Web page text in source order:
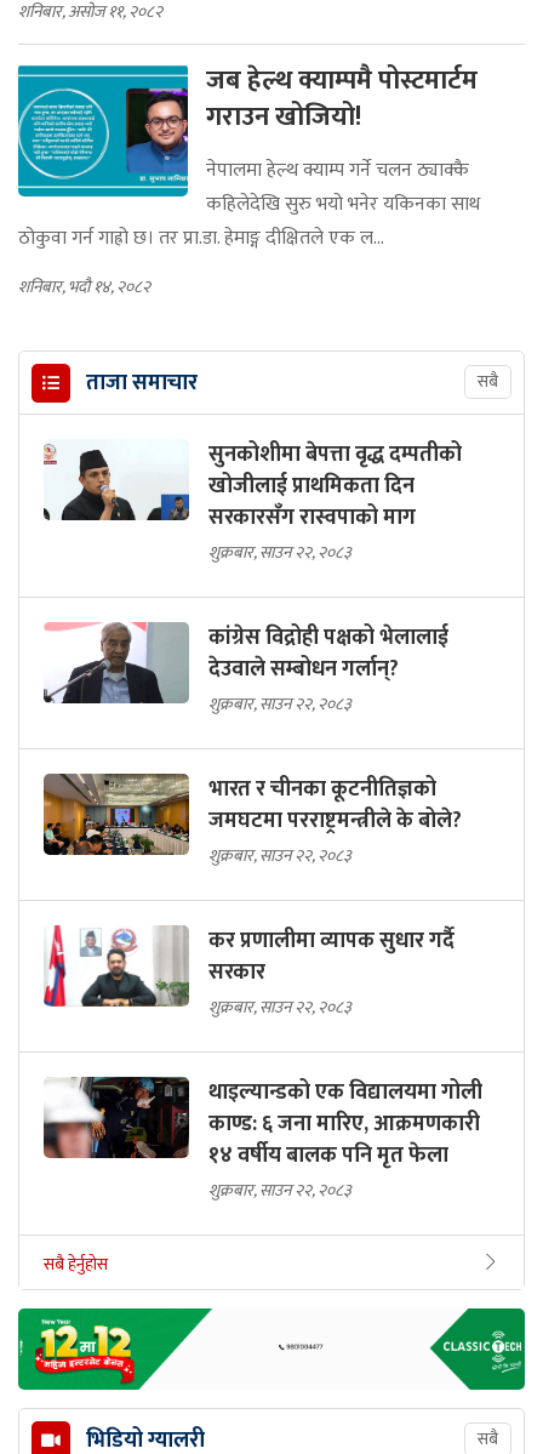
शनिबार, असोज ११, २०८२
जब हेल्थ क्याम्पमै पोस्टमार्टम
गराउन खोजियो!
नेपालमा हेल्थ क्याम्प गर्ने चलन ठ्याक्कै
कहिलेदेखि सुरु भयो भनेर यकिनका साथ
ठोकुवा गर्न गाह्रो छ। तर प्रा.डा. हेमाङ्ग दीक्षितले एक ल...
शनिबार, भदौ १४, २०८२
ताजा समाचार सबै
सुनकोशीमा बेपत्ता वृद्ध दम्पतीको
खोजीलाई प्राथमिकता दिन
सरकारसँग रास्वपाको माग
शुक्रबार, साउन २२, २०८३
कांग्रेस विद्रोही पक्षको भेलालाई
देउवाले सम्बोधन गर्लान्?
शुक्रबार, साउन २२, २०८३
भारत र चीनका कूटनीतिज्ञको
जमघटमा परराष्ट्रमन्त्रीले के बोले?
शुक्रबार, साउन २२, २०८३
कर प्रणालीमा व्यापक सुधार गर्दै
सरकार
शुक्रबार, साउन २२, २०८३
थाइल्यान्डको एक विद्यालयमा गोली
काण्ड: ६ जना मारिए, आक्रमणकारी
१४ वर्षीय बालक पनि मृत फेला
शुक्रबार, साउन २२, २०८३
सबै हेर्नुहोस
भिडियो ग्यालरी सबै